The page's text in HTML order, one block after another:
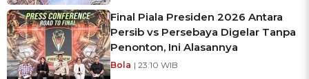
Final Piala Presiden 2026 Antara
Persib vs Persebaya Digelar Tanpa
Penonton, Ini Alasannya
Bola | 23:10 WIB